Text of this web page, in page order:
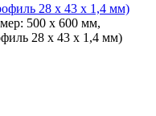
28 х 43 х 1,4 мм)
500 х 600 мм,
28 х 43 х 1,4 мм)